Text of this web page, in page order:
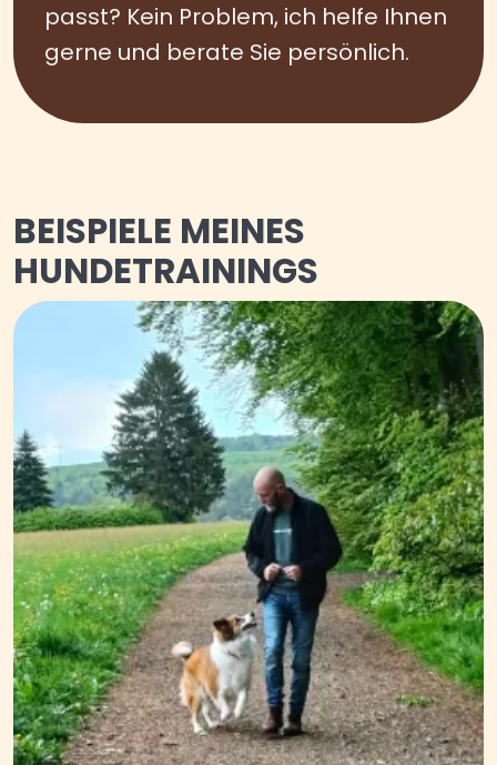
passt? Kein Problem, ich helfe Ihnen
gerne und berate Sie persönlich.
BEISPIELE MEINES
HUNDETRAININGS